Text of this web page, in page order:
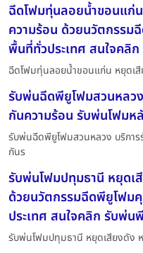
ฉีดโฟมทุ่นลอยน้ำขอนแก่
ความร้อน ด้วยนวัตกรร
พื้นที่ทั่วประเทศ สนใจคลิ
ฉีดโฟมทุ่นลอยน้ำขอนแก่น หยุดเ
รับพ่นฉีดพียูโฟมสวนหลว
กันความร้อน รับพ่นโฟมห
รับพ่นฉีดพียูโฟมสวนหลวง บริกา
กันร
รับพ่นโฟมปทุมธานี หยุดเ
ด้วยนวัตกรรมฉีดพียูโฟ
ประเทศ สนใจคลิก รับพ่
รับพ่นโฟมปทุมธานี หยุดเสียงดัง